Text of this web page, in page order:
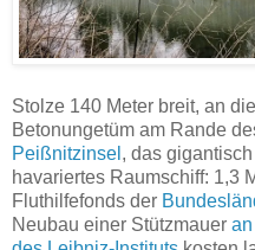
Stolze 140 Meter breit, an
Betonungetüm am Rande
Peißnitzinsel , das
havariertes Raumschiff: 1,3
Fluthilfefonds der
Neubau einer Stützmauer